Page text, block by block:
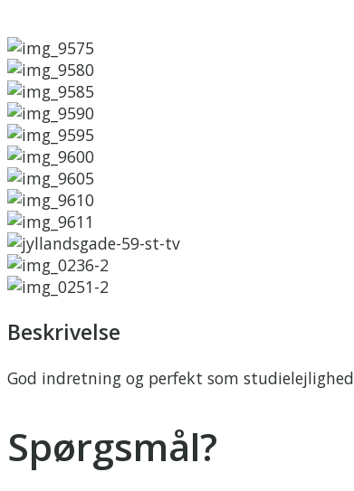
Beskrivelse
God indretning og perfekt som studielejlighed
Spørgsmål?